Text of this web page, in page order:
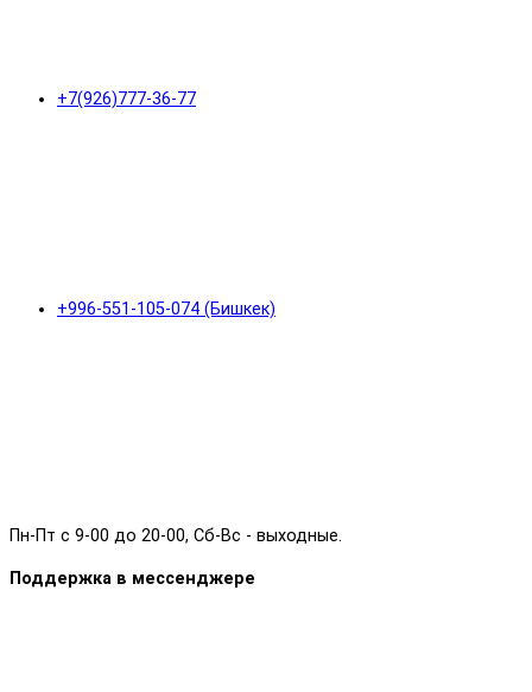
+7(926)777-36-77
+996-551-105-074 (Бишкек)
Пн-Пт с 9-00 до 20-00, Сб-Вс - выходные.
Поддержка в мессенджере